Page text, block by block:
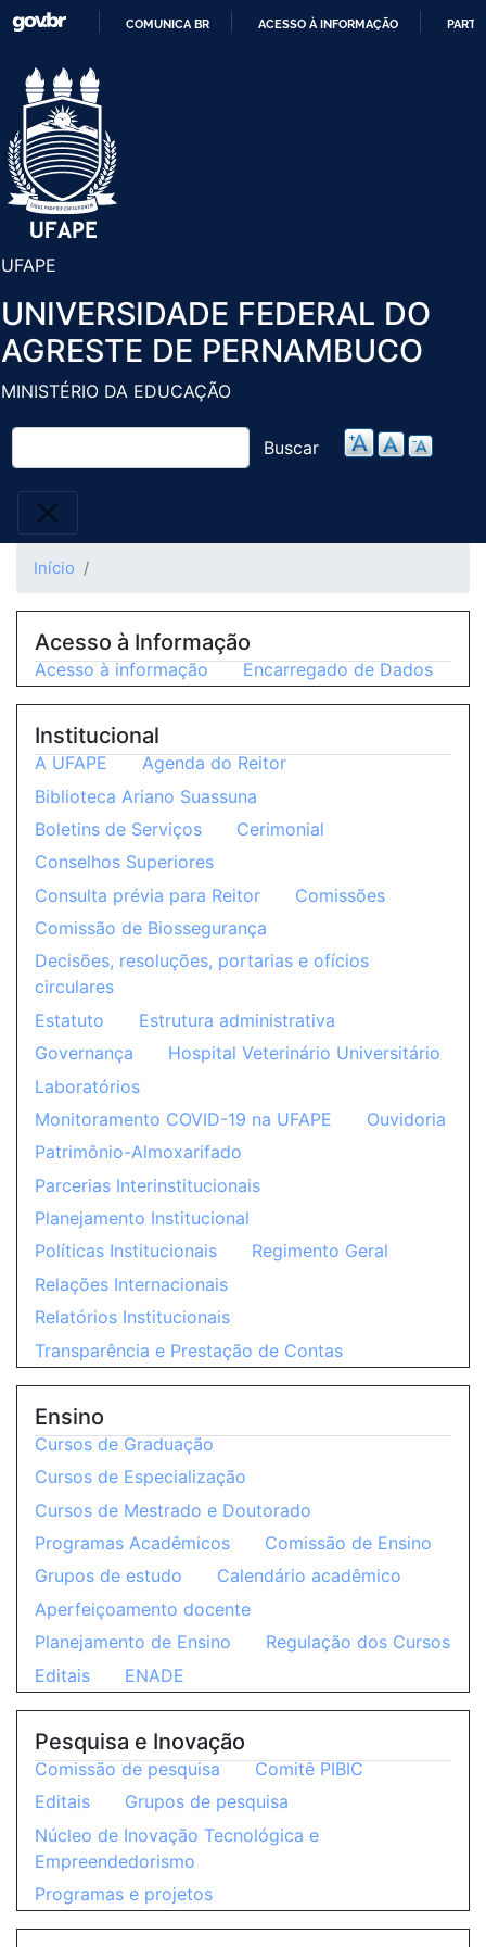
Pular
COMUNICA BR ACESSO À INFORMAÇÃO
UFAPE
UNIVERSIDADE FEDERAL DO
AGRESTE DE PERNAMBUCO
MINISTÉRIO DA EDUCAÇÃO
Buscar
Início
Acesso à Informação
Acesso à informação Encarregado de Dados
Institucional
A UFAPE
Agenda do Reitor
Biblioteca Ariano Suassuna
Boletins de Serviços
Cerimonial
Conselhos Superiores
Consulta prévia para Reitor
Comissões
Comissão de Biossegurança
Decisões, resoluções, portarias e ofícios
circulares
Estatuto
Estrutura administrativa
Governança
Hospital Veterinário Universitário
Laboratórios
Monitoramento COVID-19 na UFAPE
Ouvidoria
Patrimônio-Almoxarifado
Parcerias Interinstitucionais
Planejamento Institucional
Políticas Institucionais
Regimento Geral
Relações Internacionais
Relatórios Institucionais
Transparência e Prestação de Contas
Ensino
Cursos de Graduação
Cursos de Especialização
Cursos de Mestrado e Doutorado
Programas Acadêmicos
Comissão de Ensino
Grupos de estudo
Calendário acadêmico
Aperfeiçoamento docente
Planejamento de Ensino
Regulação dos Cursos
Editais
ENADE
Pesquisa e Inovação
Comissão de pesquisa
Comitê PIBIC
Editais
Grupos de pesquisa
Núcleo de Inovação Tecnológica e
Empreendedorismo
Programas e projetos